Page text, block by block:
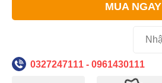
MUA NGAY
0327247111 - 0961430111